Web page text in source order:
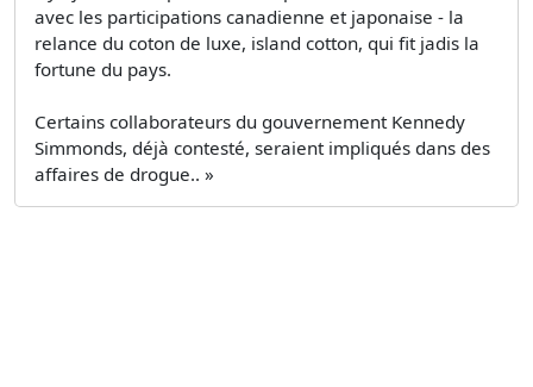
avec les participations canadienne et japonaise - la
relance du coton de luxe, island cotton, qui fit jadis la
fortune du pays.
Certains collaborateurs du gouvernement Kennedy
Simmonds, déjà contesté, seraient impliqués dans des
affaires de drogue.. »